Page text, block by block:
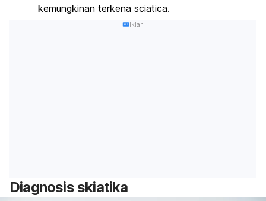
kemungkinan terkena sciatica.
Iklan
Diagnosis skiatika